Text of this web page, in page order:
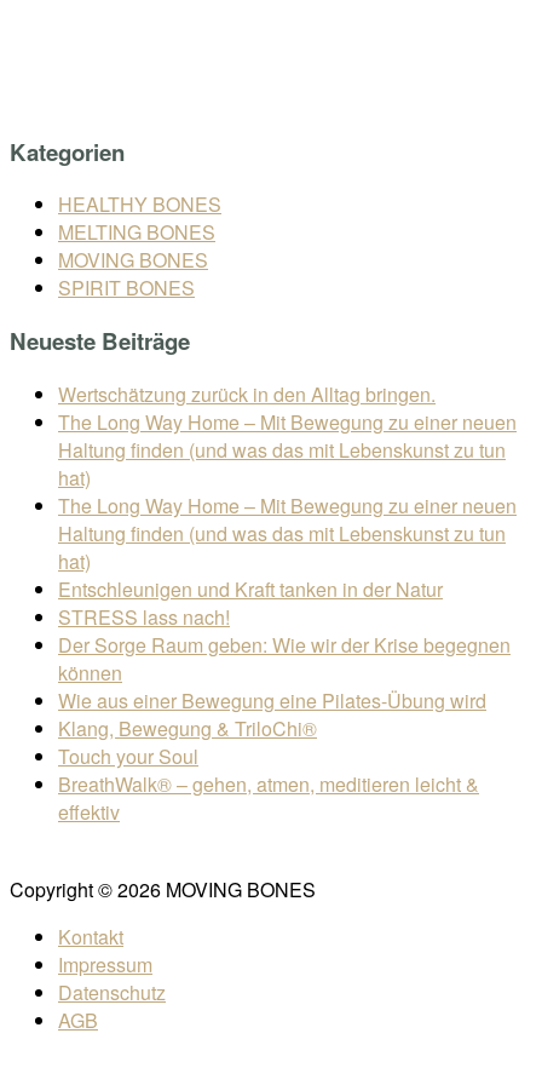
Kategorien
HEALTHY BONES
MELTING BONES
MOVING BONES
SPIRIT BONES
Neueste Beiträge
Wertschätzung zurück in den Alltag bringen.
The Long Way Home – Mit Bewegung zu einer neuen
Haltung finden (und was das mit Lebenskunst zu tun
hat)
The Long Way Home – Mit Bewegung zu einer neuen
Haltung finden (und was das mit Lebenskunst zu tun
hat)
Entschleunigen und Kraft tanken in der Natur
STRESS lass nach!
Der Sorge Raum geben: Wie wir der Krise begegnen
können
Wie aus einer Bewegung eine Pilates-Übung wird
Klang, Bewegung & TriloChi®
Touch your Soul
BreathWalk® – gehen, atmen, meditieren leicht &
effektiv
Copyright © 2026 MOVING BONES
Kontakt
Impressum
Datenschutz
AGB